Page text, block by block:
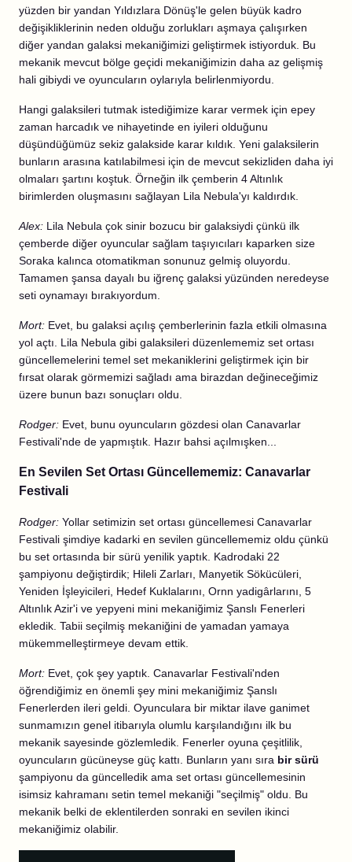
yüzden bir yandan Yıldızlara Dönüş'le gelen büyük kadro
değişikliklerinin neden olduğu zorlukları aşmaya çalışırken
diğer yandan galaksi mekaniğimizi geliştirmek istiyorduk. Bu
mekanik mevcut bölge geçidi mekaniğimizin daha az gelişmiş
hali gibiydi ve oyuncuların oylarıyla belirlenmiyordu.
Hangi galaksileri tutmak istediğimize karar vermek için epey
zaman harcadık ve nihayetinde en iyileri olduğunu
düşündüğümüz sekiz galakside karar kıldık. Yeni galaksilerin
bunların arasına katılabilmesi için de mevcut sekizliden daha iyi
olmaları şartını koştuk. Örneğin ilk çemberin 4 Altınlık
birimlerden oluşmasını sağlayan Lila Nebula'yı kaldırdık.
Alex: Lila Nebula çok sinir bozucu bir galaksiydi çünkü ilk
çemberde diğer oyuncular sağlam taşıyıcıları kaparken size
Soraka kalınca otomatikman sonunuz gelmiş oluyordu.
Tamamen şansa dayalı bu iğrenç galaksi yüzünden neredeyse
seti oynamayı bırakıyordum.
Mort: Evet, bu galaksi açılış çemberlerinin fazla etkili olmasına
yol açtı. Lila Nebula gibi galaksileri düzenlememiz set ortası
güncellemelerini temel set mekaniklerini geliştirmek için bir
fırsat olarak görmemizi sağladı ama birazdan değineceğimiz
üzere bunun bazı sonuçları oldu.
Rodger: Evet, bunu oyuncuların gözdesi olan Canavarlar
Festivali'nde de yapmıştık. Hazır bahsi açılmışken...
En Sevilen Set Ortası Güncellememiz: Canavarlar
Festivali
Rodger: Yollar setimizin set ortası güncellemesi Canavarlar
Festivali şimdiye kadarki en sevilen güncellememiz oldu çünkü
bu set ortasında bir sürü yenilik yaptık. Kadrodaki 22
şampiyonu değiştirdik; Hileli Zarları, Manyetik Sökücüleri,
Yeniden İşleyicileri, Hedef Kuklalarını, Ornn yadigârlarını, 5
Altınlık Azir'i ve yepyeni mini mekaniğimiz Şanslı Fenerleri
ekledik. Tabii seçilmiş mekaniğini de yamadan yamaya
mükemmelleştirmeye devam ettik.
Mort: Evet, çok şey yaptık. Canavarlar Festivali'nden
öğrendiğimiz en önemli şey mini mekaniğimiz Şanslı
Fenerlerden ileri geldi. Oyunculara bir miktar ilave ganimet
sunmamızın genel itibarıyla olumlu karşılandığını ilk bu
mekanik sayesinde gözlemledik. Fenerler oyuna çeşitlilik,
oyuncuların gücüneyse güç kattı. Bunların yanı sıra bir sürü
şampiyonu da güncelledik ama set ortası güncellemesinin
isimsiz kahramanı setin temel mekaniği "seçilmiş" oldu. Bu
mekanik belki de eklentilerden sonraki en sevilen ikinci
mekaniğimiz olabilir.